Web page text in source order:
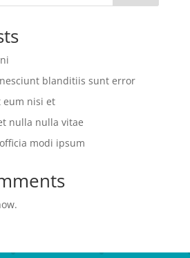
blanditiis sunt error
eum nisi et
nulla nulla vitae
modi ipsum